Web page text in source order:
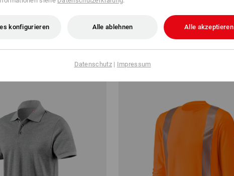
ab
(m. MwSt.) ab 20 Stück
konfigurieren Alle ablehnen Alle akzeptieren
Datenschutz| Impressum